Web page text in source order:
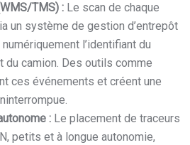
TMS) : Le scan de chaque
un système de gestion d’entrepôt
l’identifiant du
du camion. Des outils comme
ces événements et créent une
: Le placement de traceurs
petits et à longue autonomie,